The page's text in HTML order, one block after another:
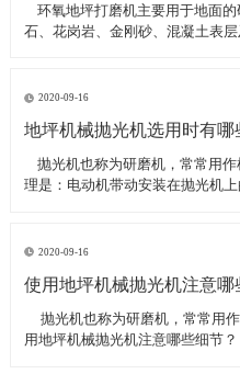
环氧地坪打磨机主要用于地面
石、花岗岩、金刚砂、混凝土表
地坪工程处理的必备设
2020-09-16
地坪机械抛光机选用时有哪
抛光机也称为研磨机，常常用
理是：电动机带动安装在抛光机
求？
2020-09-16
使用地坪机械抛光机注意哪
抛光机也称为研磨机，常常用
用地坪机械抛光机注意哪些细节